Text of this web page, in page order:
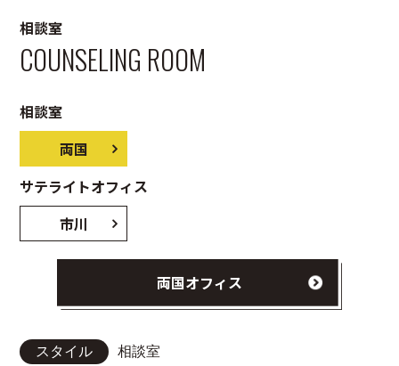
相談室
COUNSELING ROOM
相談室
両国
サテライトオフィス
市川
両国オフィス
スタイル 相談室